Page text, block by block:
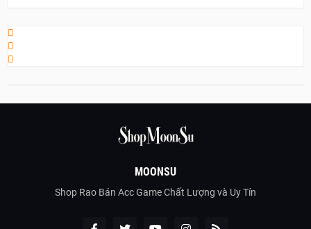
MOONSU
Shop Rao Bán Acc Game Chất Lượng và Uy Tín